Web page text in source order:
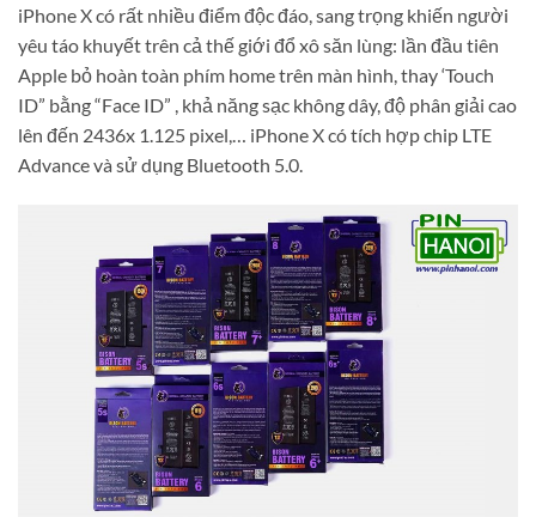
iPhone X có rất nhiều điểm độc đáo, sang trọng khiến người
yêu táo khuyết trên cả thế giới đổ xô săn lùng: lần đầu tiên
Apple bỏ hoàn toàn phím home trên màn hình, thay ‘Touch
ID” bằng “Face ID” , khả năng sạc không dây, độ phân giải cao
lên đến 2436x 1.125 pixel,… iPhone X có tích hợp chip LTE
Advance và sử dụng Bluetooth 5.0.